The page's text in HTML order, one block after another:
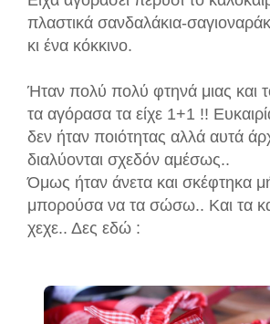
πλαστικά σανδαλάκια-
κι ένα κόκκινο.
Ήταν πολύ πολύ φτηνά μιας και
τα αγόρασα τα είχε 1+1 !!
δεν ήταν ποιότητας αλλά αυτά
διαλύονται σχεδόν αμέσως..
Όμως ήταν άνετα και σκέφτηκα
μπορούσα να τα σώσω.. Και τα
χεχε.. Δες εδώ :